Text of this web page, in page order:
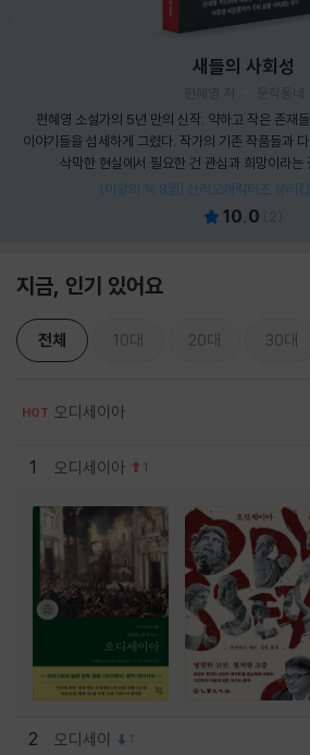
새들의 사회성
편혜영 소설가의 5년 만의 신작. 약하고 작은 존재
이야기들을 섬세하게 그렸다. 작가의 기존 작품들과
삭막한 현실에서 필요한 건 관심과 희망이라는
[이달의 책 8월] 산리오캐릭터즈 유리
10.0
지금, 인기 있어요
전체 10대 20대 30대
HOT 오디세이아
1 오디세이아 1
2 오디세이 1